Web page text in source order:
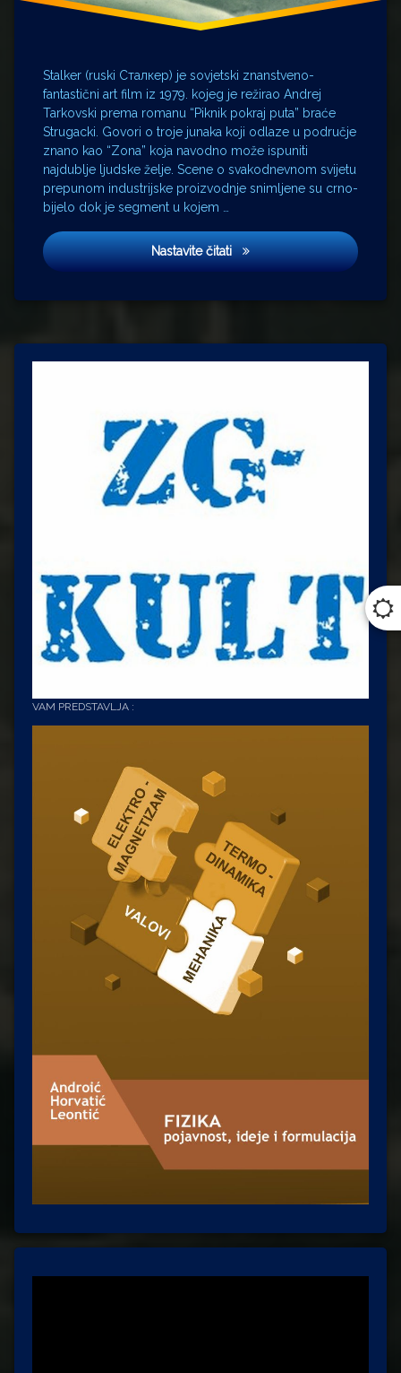
Stalker (ruski Сталкер) je sovjetski znanstveno-
fantastični art film iz 1979. kojeg je režirao Andrej
Tarkovski prema romanu “Piknik pokraj puta” braće
Strugacki. Govori o troje junaka koji odlaze u područje
znano kao “Zona” koja navodno može ispuniti
najdublje ljudske želje. Scene o svakodnevnom svijetu
prepunom industrijske proizvodnje snimljene su crno-
bijelo dok je segment u kojem …
Nastavite čitatiStalker
VAM PREDSTAVLJA :